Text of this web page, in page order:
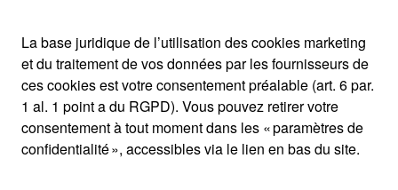
La base juridique de l’utilisation des cookies marketing
et du traitement de vos données par les fournisseurs de
ces cookies est votre consentement préalable (art. 6 par.
1 al. 1 point a du RGPD). Vous pouvez retirer votre
consentement à tout moment dans les « paramètres de
confidentialité », accessibles via le lien en bas du site.